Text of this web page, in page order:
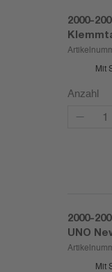
2000-
Mit
Anzahl
2000-
UNO
Mit